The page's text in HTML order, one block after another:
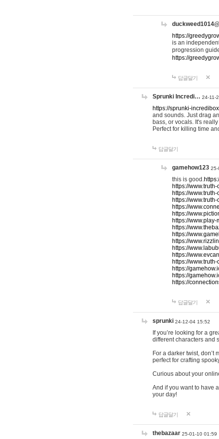
https://
is an
progression
https://
답글달기
Sprunki Incredi… 24-11-
https://sprunki-
and sounds. Just drag
bass, or vocals. It's
Perfect for killing time
답글달기
gamehow123 25-
this is good.
https://
https://
https://
https://
https://
https://
https://
https://
https://
https://
https://
https://
https://
https://
https://
답글달기
sprunki 24-12-04 15:52
If you’re looking for a
different characters and
For a darker twist, don’t
perfect for crafting
Curious about your
And if you want to have
your day!
답글달기
thebazaar 25-01-10 01:59